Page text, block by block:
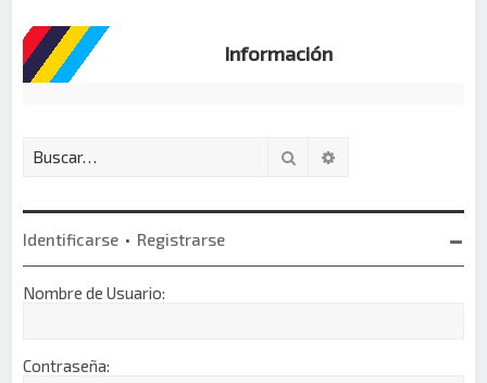
Información
Buscar
Identificarse • Registrarse
Nombre de Usuario:
Contraseña: